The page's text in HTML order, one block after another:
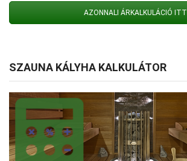
AZONNALI ÁRKALKULÁCIÓ ITT
SZAUNA KÁLYHA KALKULÁTOR